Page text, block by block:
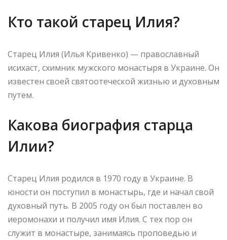
Кто такой старец Илия?
Старец Илия (Илья Кривенко) — православный
исихаст, схимник мужского монастыря в Украине. Он
известен своей святоотеческой жизнью и духовным
путем.
Какова биография старца
Илии?
Старец Илия родился в 1970 году в Украине. В
юности он поступил в монастырь, где и начал свой
духовный путь. В 2005 году он был поставлен во
иеромонахи и получил имя Илия. С тех пор он
служит в монастыре, занимаясь проповедью и